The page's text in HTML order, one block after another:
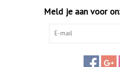
Meld je aan voor